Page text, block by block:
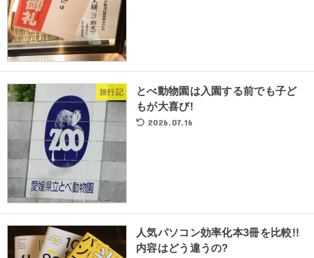
旅行記
とべ動物園は入園する前でも子ど
もが大喜び!
2026.07.16
人気パソコン効率化本3冊を比較!!
内容はどう違うの?